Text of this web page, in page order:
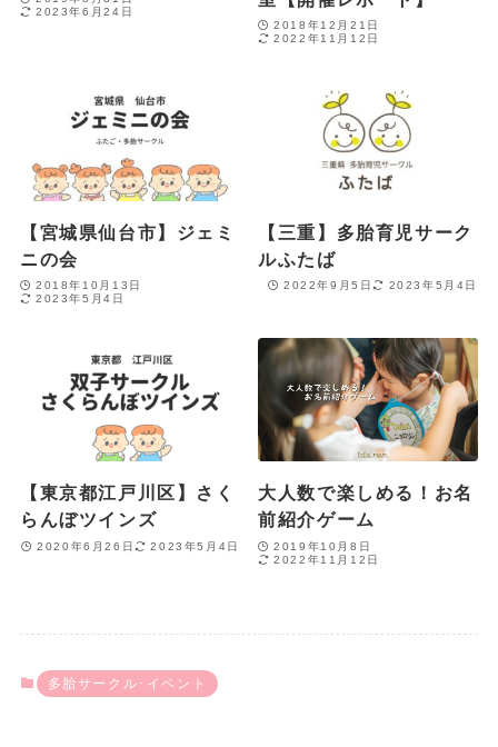
多胎サークル･イベント
2023年6月24日
2018年12月21日
2022年11月12日
【宮城県仙台市】ジェミ
ニの会
2018年10月13日
2023年5月4日
【三重】多胎育児サーク
ルふたば
2022年9月5日 2023年5月4日
【東京都江戸川区】さく
らんぼツインズ
2020年6月26日 2023年5月4日
大人数で楽しめる！お名
前紹介ゲーム
2019年10月8日
2022年11月12日